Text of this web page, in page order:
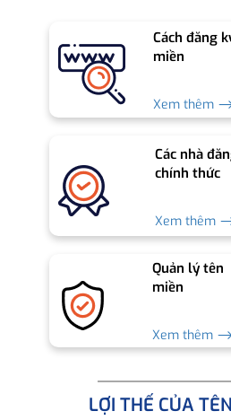
Cách đăng
miền
Xem thêm
Các nhà
chính thức
Xem thêm
Quản lý tên
miền
Xem thêm
LỢI THẾ CỦA